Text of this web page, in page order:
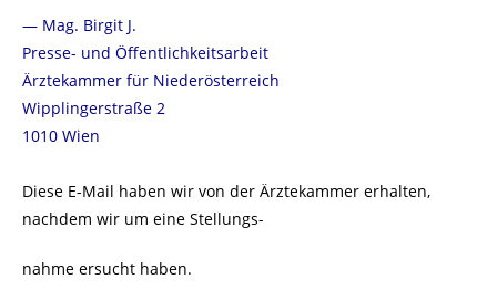
— Mag. Birgit J.
Presse- und Öffentlichkeitsarbeit
Ärztekammer für Niederösterreich
Wipplingerstraße 2
1010 Wien
Diese E-Mail haben wir von der Ärztekammer erhalten,
nachdem wir um eine Stellungs-
nahme ersucht haben.